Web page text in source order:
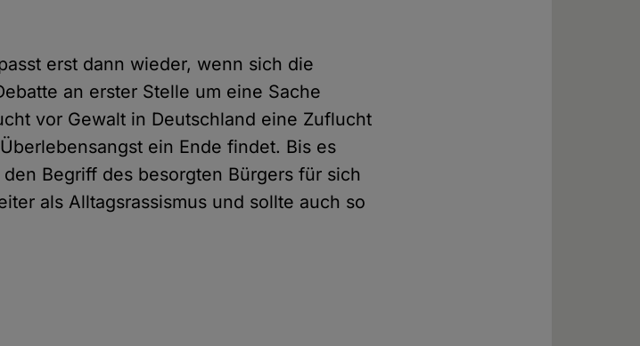
erst dann wieder, wenn sich die
an erster Stelle um eine Sache
vor Gewalt in Deutschland eine Zuflucht
ein Ende findet. Bis es
Begriff des besorgten Bürgers für sich
als Alltagsrassismus und sollte auch so